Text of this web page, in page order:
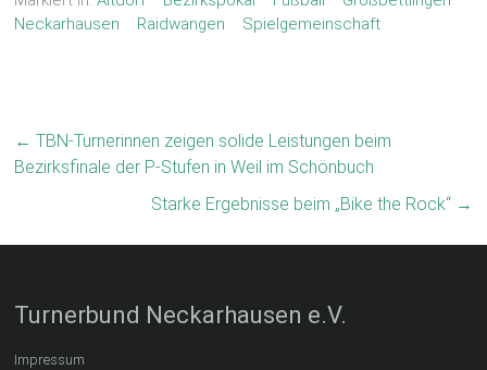
Neckarhausen
Raidwangen Spielgemeinschaft
← TBN-Turnerinnen zeigen solide Leistungen beim
Bezirksfinale der P-Stufen in Weil im Schönbuch
Starke Ergebnisse beim „Bike the Rock“ →
Turnerbund Neckarhausen e.V.
Impressum